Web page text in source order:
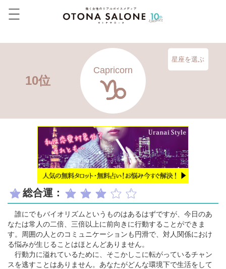
10位
Capricorn
星座を選ぶ
総合運：
誰にでもバイオリズムというものはあるはずですが、今日のあ
なたは常人の二倍、三倍以上に前向きに行動することができま
す。周囲の人とのコミュニケーションも円滑で、対人関係におけ
る悩みが生じることはほとんどありません。
行動力に溢れているために、そこかしこに転がっているチャン
スを逃すことはありません。あなたがどんな環境下で生活をして